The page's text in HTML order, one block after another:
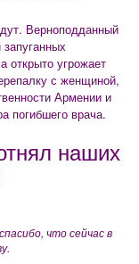
Верноподданный
открыто угрожает
с женщиной,
Армении и
погибшего врача.
наших
что сейчас в